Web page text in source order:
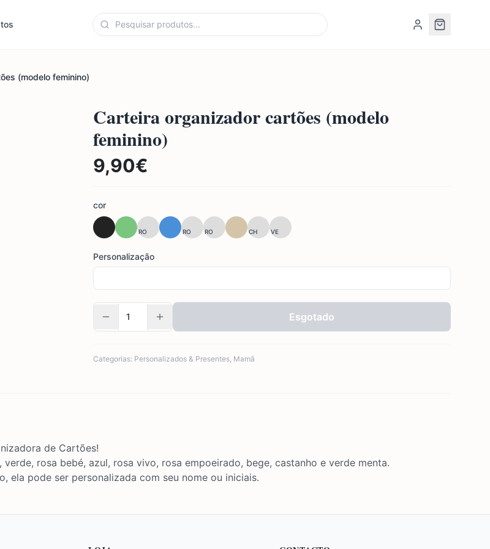
(modelo feminino)
Carteira organizador cartões (modelo
feminino)
9,90€
cor
RO RO RO CH VE
Personalização
Esgotado
Categorias: Personalizados & Presentes, Mamã
de Cartões!
rosa bebé, azul, rosa vivo, rosa empoeirado, bege, castanho e verde menta.
ela pode ser personalizada com seu nome ou iniciais.